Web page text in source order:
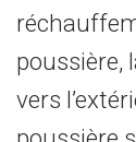
poussière,
vers